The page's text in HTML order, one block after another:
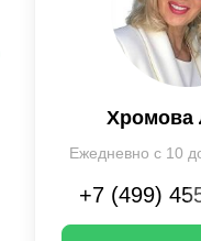
Хромова
Ежедневно с 10
+7 (499)